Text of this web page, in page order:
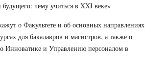
чему учиться в XXI веке»
о Факультете и об основных направлениях
для бакалавров и магистров, а также о
Инноватике и Управлению персоналом в